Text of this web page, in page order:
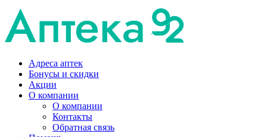
Адреса аптек
Бонусы и скидки
Акции
О компании
О компании
Контакты
Обратная связь